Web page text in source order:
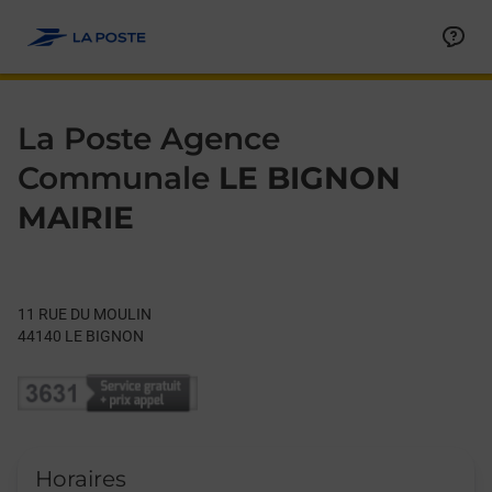
La Poste Agence
Communale LE BIGNON
MAIRIE
11 RUE DU MOULIN
44140 LE BIGNON
Horaires